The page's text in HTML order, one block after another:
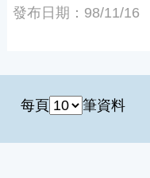
發布日期：98/11/16
每頁 筆資料